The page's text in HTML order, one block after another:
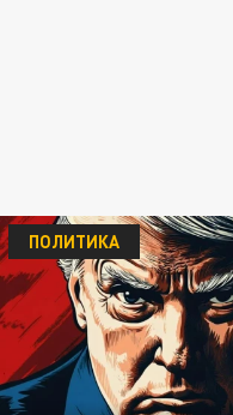
ПОЛИТИКА